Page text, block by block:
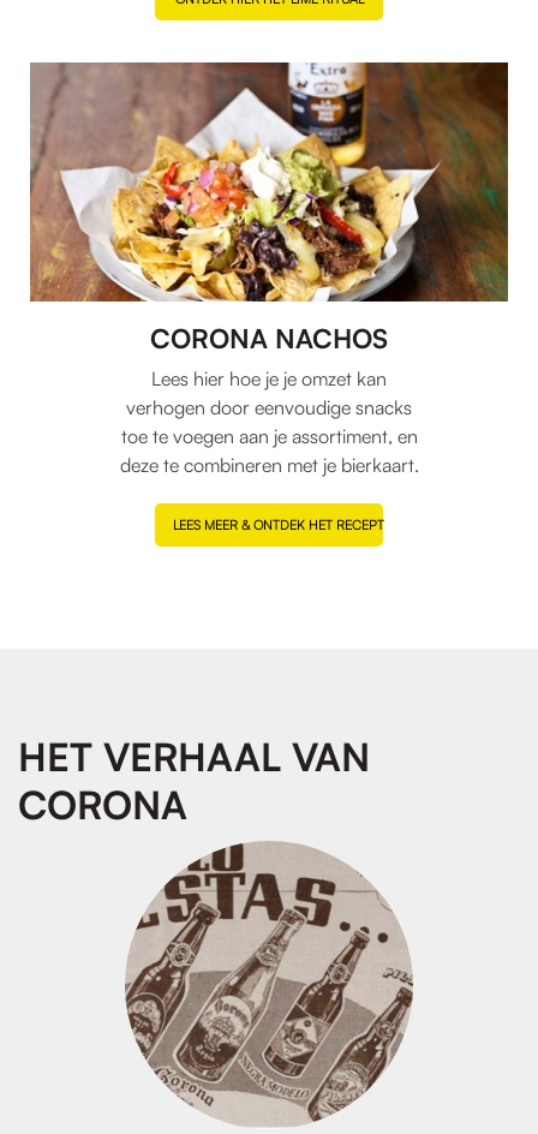
CORONA NACHOS
Lees hier hoe je je omzet kan
verhogen door eenvoudige snacks
toe te voegen aan je assortiment, en
deze te combineren met je bierkaart.
LEES MEER & ONTDEK HET RECEPT
HET VERHAAL VAN
CORONA